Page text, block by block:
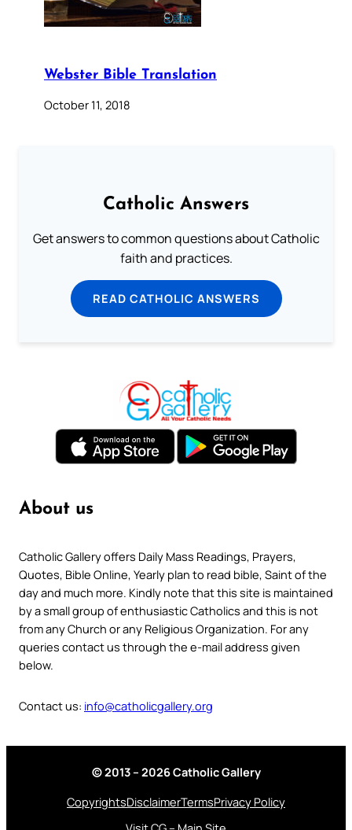
Webster Bible Translation
October 11, 2018
Catholic Answers
Get answers to common questions about Catholic
faith and practices.
READ CATHOLIC ANSWERS
About us
Catholic Gallery offers Daily Mass Readings, Prayers,
Quotes, Bible Online, Yearly plan to read bible, Saint of the
day and much more. Kindly note that this site is maintained
by a small group of enthusiastic Catholics and this is not
from any Church or any Religious Organization. For any
queries contact us through the e-mail address given
below.
Contact us: info@catholicgallery.org
© 2013 – 2026 Catholic Gallery
CopyrightsDisclaimerTermsPrivacy Policy